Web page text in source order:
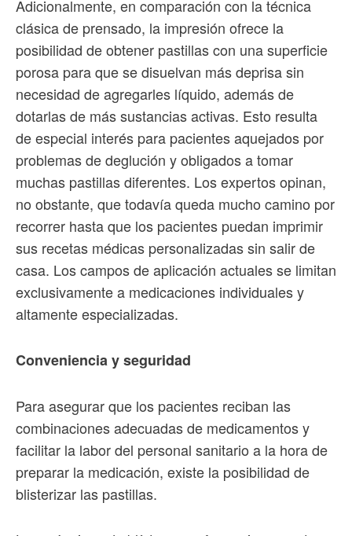
Adicionalmente, en comparación con la técnica
clásica de prensado, la impresión ofrece la
posibilidad de obtener pastillas con una superficie
porosa para que se disuelvan más deprisa sin
necesidad de agregarles líquido, además de
dotarlas de más sustancias activas. Esto resulta
de especial interés para pacientes aquejados por
problemas de deglución y obligados a tomar
muchas pastillas diferentes. Los expertos opinan,
no obstante, que todavía queda mucho camino por
recorrer hasta que los pacientes puedan imprimir
sus recetas médicas personalizadas sin salir de
casa. Los campos de aplicación actuales se limitan
exclusivamente a medicaciones individuales y
altamente especializadas.
Conveniencia y seguridad
Para asegurar que los pacientes reciban las
combinaciones adecuadas de medicamentos y
facilitar la labor del personal sanitario a la hora de
preparar la medicación, existe la posibilidad de
blisterizar las pastillas.